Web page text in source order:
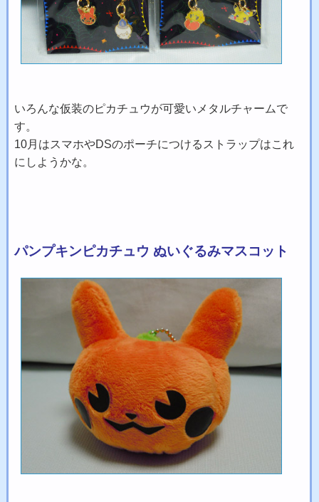
いろんな仮装のピカチュウが可愛いメタルチャームで
す。
10月はスマホやDSのポーチにつけるストラップはこれ
にしようかな。
パンプキンピカチュウ ぬいぐるみマスコット